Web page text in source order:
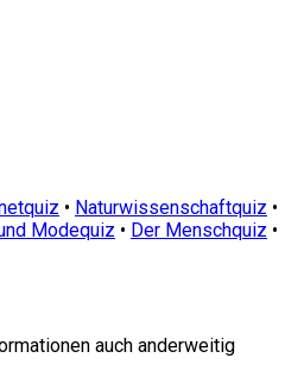
• Naturwissenschaftquiz •
Modequiz • Der Menschquiz •
auch anderweitig